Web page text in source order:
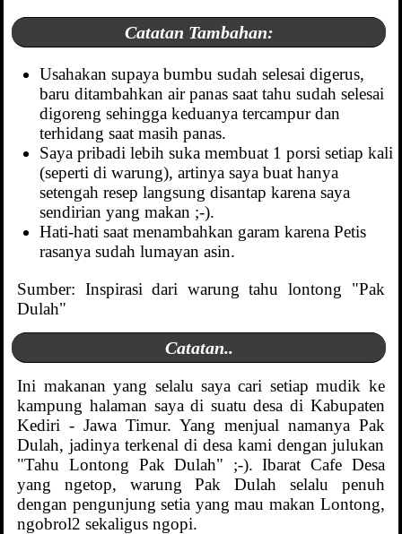
Catatan Tambahan:
Usahakan supaya bumbu sudah selesai digerus,
baru ditambahkan air panas saat tahu sudah selesai
digoreng sehingga keduanya tercampur dan
terhidang saat masih panas.
Saya pribadi lebih suka membuat 1 porsi setiap kali
(seperti di warung), artinya saya buat hanya
setengah resep langsung disantap karena saya
sendirian yang makan ;-).
Hati-hati saat menambahkan garam karena Petis
rasanya sudah lumayan asin.
Sumber: Inspirasi dari warung tahu lontong "Pak
Dulah"
Catatan..
Ini makanan yang selalu saya cari setiap mudik ke
kampung halaman saya di suatu desa di Kabupaten
Kediri - Jawa Timur. Yang menjual namanya Pak
Dulah, jadinya terkenal di desa kami dengan julukan
"Tahu Lontong Pak Dulah" ;-). Ibarat Cafe Desa
yang ngetop, warung Pak Dulah selalu penuh
dengan pengunjung setia yang mau makan Lontong,
ngobrol2 sekaligus ngopi.